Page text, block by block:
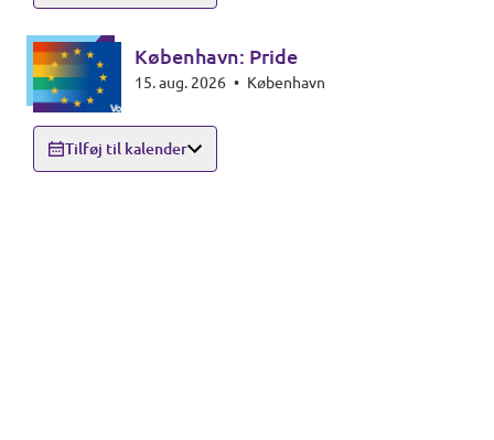
København: Pride
15. aug. 2026 • København
Tilføj til kalender